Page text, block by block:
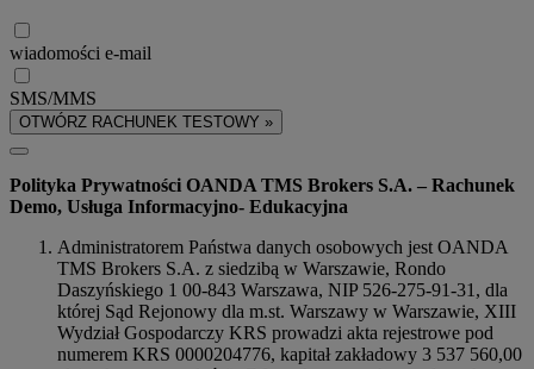
wiadomości e-mail
SMS/MMS
OTWÓRZ RACHUNEK TESTOWY »
Polityka Prywatności OANDA TMS Brokers S.A. – Rachunek
Demo, Usługa Informacyjno- Edukacyjna
Administratorem Państwa danych osobowych jest OANDA
TMS Brokers S.A. z siedzibą w Warszawie, Rondo
Daszyńskiego 1 00-843 Warszawa, NIP 526-275-91-31, dla
której Sąd Rejonowy dla m.st. Warszawy w Warszawie, XIII
Wydział Gospodarczy KRS prowadzi akta rejestrowe pod
numerem KRS 0000204776, kapitał zakładowy 3 537 560,00